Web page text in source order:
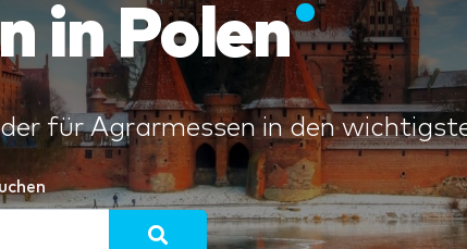
in Polen
für Agrarmessen in den